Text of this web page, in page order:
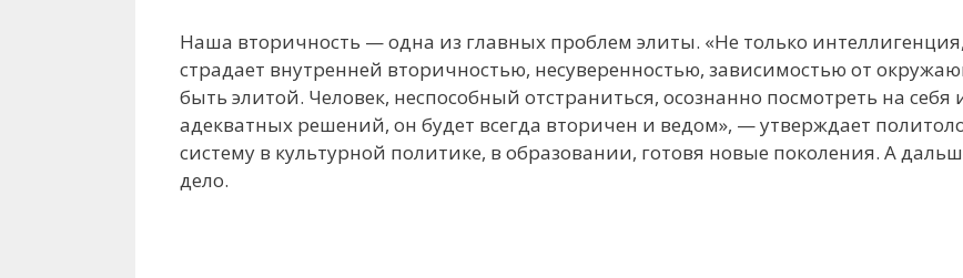
Наша вторичность — одна из главных проблем элиты. «Не только
страдает внутренней вторичностью, несуверенностью, зависимостью от
быть элитой. Человек, неспособный отстраниться, осознанно посмотреть на
адекватных решений, он будет всегда вторичен и ведом», — утверждает
систему в культурной политике, в образовании, готовя новые поколения. А
дело.